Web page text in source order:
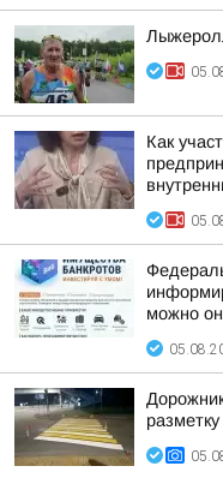
Как
можно
разметку